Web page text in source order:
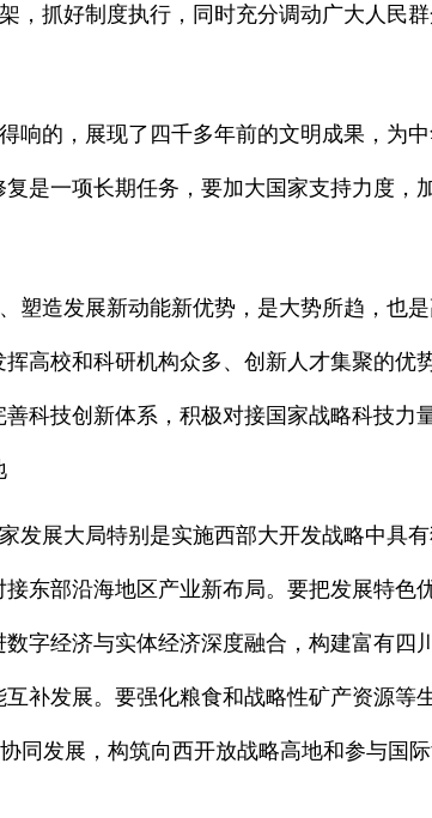
抓好制度执行，同时充分调动广大人民
的，展现了四千多年前的文明成果，为
是一项长期任务，要加大国家支持力度
造发展新动能新优势，是大势所趋，也
高校和科研机构众多、创新人才集聚的
科技创新体系，积极对接国家战略科技力
展大局特别是实施西部大开发战略中具
东部沿海地区产业新布局。要把发展特色
字经济与实体经济深度融合，构建富有
补发展。要强化粮食和战略性矿产资源等
同发展，构筑向西开放战略高地和参与国